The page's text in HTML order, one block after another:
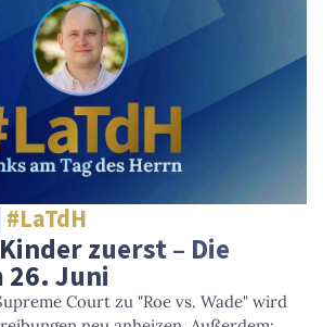
#LaTdH
zuerst – Die
26. Juni
Court zu "Roe vs. Wade" wird